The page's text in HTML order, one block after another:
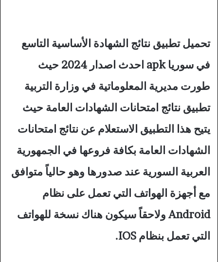
تحميل تطبيق نتائج الشهادة الأساسية التاسع
في سوريا apk احدث اصدار 2024 حيث
طورت مديرية المعلوماتية في وزارة التربية
تطبيق نتائج امتحانات الشهادات العامة حيث
يتيح هذا التطبيق الاستعلام عن نتائج امتحانات
الشهادات العامة بكافة فروعها في الجمهورية
العربية السورية عند صدورها وهو حالياً متوافق
مع أجهزة الهواتف التي تعمل على نظام
Android ولاحقاً سيكون هناك نسخة للهواتف
التي تعمل بنظام IOS.